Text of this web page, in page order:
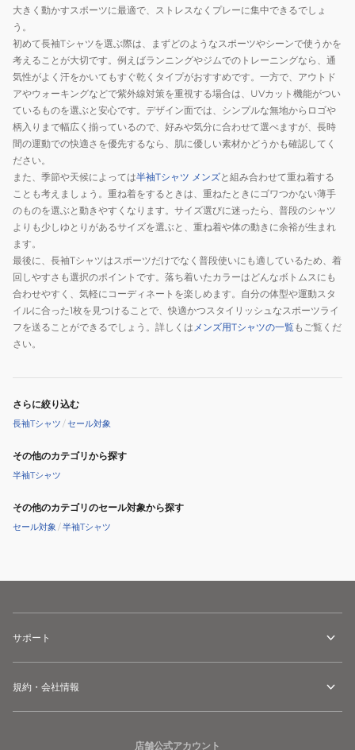
大きく動かすスポーツに最適で、ストレスなくプレーに集中できるでしょ
う。
初めて長袖Tシャツを選ぶ際は、まずどのようなスポーツやシーンで使うかを
考えることが大切です。例えばランニングやジムでのトレーニングなら、通
気性がよく汗をかいてもすぐ乾くタイプがおすすめです。一方で、アウトド
アやウォーキングなどで紫外線対策を重視する場合は、UVカット機能がつい
ているものを選ぶと安心です。デザイン面では、シンプルな無地からロゴや
柄入りまで幅広く揃っているので、好みや気分に合わせて選べますが、長時
間の運動での快適さを優先するなら、肌に優しい素材かどうかも確認してく
ださい。
また、季節や天候によっては半袖Tシャツ メンズと組み合わせて重ね着する
ことも考えましょう。重ね着をするときは、重ねたときにゴワつかない薄手
のものを選ぶと動きやすくなります。サイズ選びに迷ったら、普段のシャツ
よりも少しゆとりがあるサイズを選ぶと、重ね着や体の動きに余裕が生まれ
ます。
最後に、長袖Tシャツはスポーツだけでなく普段使いにも適しているため、着
回しやすさも選択のポイントです。落ち着いたカラーはどんなボトムスにも
合わせやすく、気軽にコーディネートを楽しめます。自分の体型や運動スタ
イルに合った1枚を見つけることで、快適かつスタイリッシュなスポーツライ
フを送ることができるでしょう。詳しくは メンズ用Tシャツの一覧もご覧くだ
さい。
さらに絞り込む
長袖Tシャツ /セール対象
その他のカテゴリから探す
半袖Tシャツ
その他のカテゴリのセール対象から探す
セール対象 /半袖Tシャツ
サポート
規約・会社情報
店舗公式アカウント